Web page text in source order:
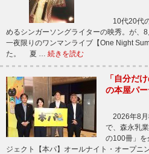
10代20代
めるシンガーソングライターの映秀。が、
一夜限りのワンマンライブ【One Night
た。 夏 … 続きを読む
「自分だ
の本屋パ
2026年8月
で、森永乳
の100冊」を
ジェクト【本パ】オールナイト・オープ